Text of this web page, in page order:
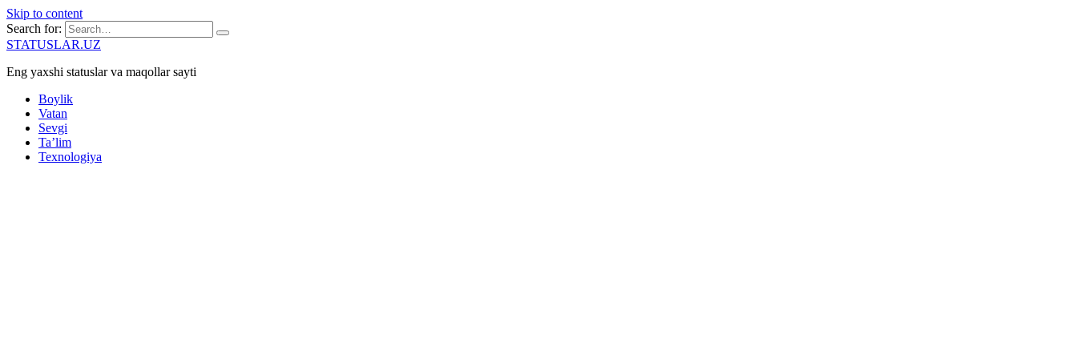
Skip to content
Search for:
STATUSLAR.UZ
Eng yaxshi statuslar va maqollar sayti
Boylik
Vatan
Sevgi
Ta’lim
Texnologiya